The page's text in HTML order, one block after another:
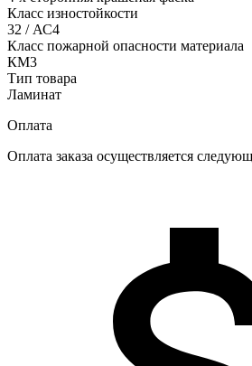
Класс изностойкости
32 / АС4
Класс пожарной опасности материала
КМ3
Тип товара
Ламинат
Оплата
Оплата заказа осуществляется